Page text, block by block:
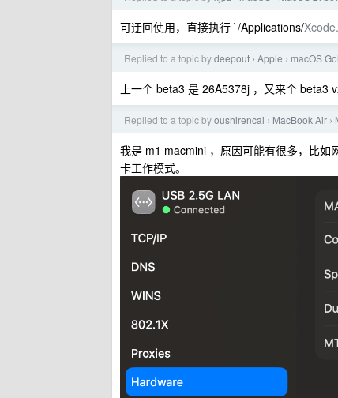
可迂回使用，直接执行 `/Applications/
Replied to a topic bydeepout › Apple › macOS
上一个 beta3 是 26A5378j ，又来个
Replied to a topic byoushirencai › MacBook Air ›
我是 m1 macmini ，原因可能有很多，比如
卡工作模式。